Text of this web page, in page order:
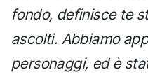
fondo, definisce te
ascolti. Abbiamo
personaggi, ed è